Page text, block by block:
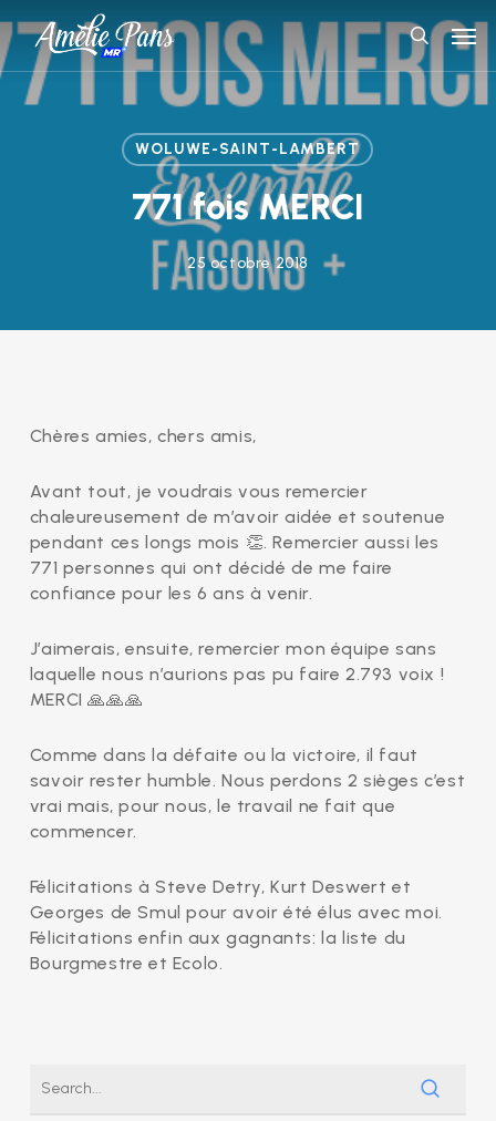
to
main
content
search
WOLUWE-SAINT-LAMBERT
771 fois MERCI
25 octobre 2018
Chères amies, chers amis,
Avant tout, je voudrais vous remercier
chaleureusement de m’avoir aidée et soutenue
pendant ces longs mois 👏. Remercier aussi les
771 personnes qui ont décidé de me faire
confiance pour les 6 ans à venir.
J’aimerais, ensuite, remercier mon équipe sans
laquelle nous n’aurions pas pu faire 2.793 voix !
MERCI🙏🙏🙏
Comme dans la défaite ou la victoire, il faut
savoir rester humble. Nous perdons 2 sièges c’est
vrai mais, pour nous, le travail ne fait que
commencer.
Félicitations à Steve Detry, Kurt Deswert et
Georges de Smul pour avoir été élus avec moi.
Félicitations enfin aux gagnants: la liste du
Bourgmestre et Ecolo.